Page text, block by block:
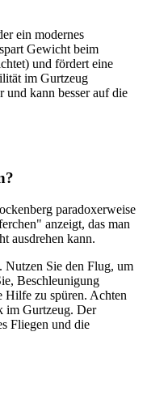
ein modernes
Gewicht beim
und fördert eine
im Gurtzeug
und kann besser auf die
paradoxerweise
anzeigt, das man
ausdrehen kann.
Nutzen Sie den Flug, um
Beschleunigung
Hilfe zu spüren. Achten
im Gurtzeug. Der
Fliegen und die